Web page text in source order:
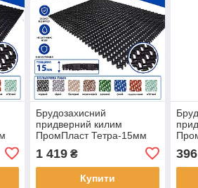
Брудозахисний
придверний килим
ПромПласт Тетра-15мм
1 419₴
Купити
396